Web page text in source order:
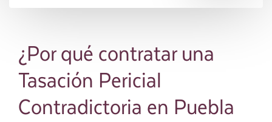
¿Por qué contratar una
Tasación Pericial
Contradictoria en Puebla